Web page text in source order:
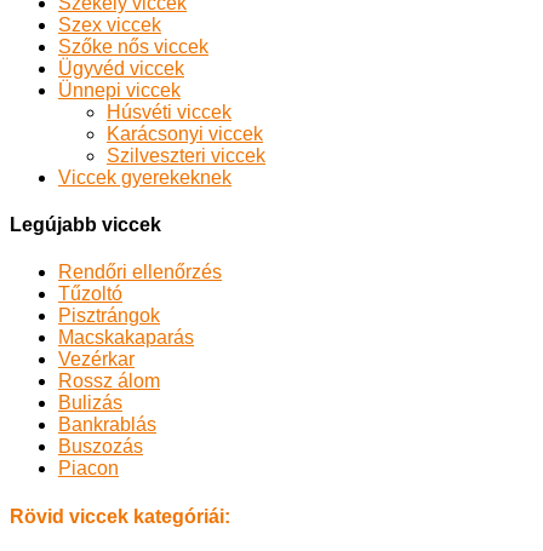
Szex viccek
Szőke nős viccek
Ügyvéd viccek
Ünnepi viccek
Húsvéti viccek
Karácsonyi viccek
Szilveszteri viccek
Viccek gyerekeknek
Legújabb viccek
Rendőri ellenőrzés
Tűzoltó
Pisztrángok
Macskakaparás
Vezérkar
Rossz álom
Bulizás
Bankrablás
Buszozás
Piacon
Rövid viccek kategóriái: